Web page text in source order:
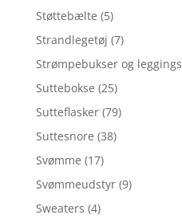
Støttebælte (5)
Strandlegetøj (7)
Strømpebukser og leggings
Suttebokse (25)
Sutteflasker (79)
Suttesnore (38)
Svømme (17)
Svømmeudstyr (9)
Sweaters (4)